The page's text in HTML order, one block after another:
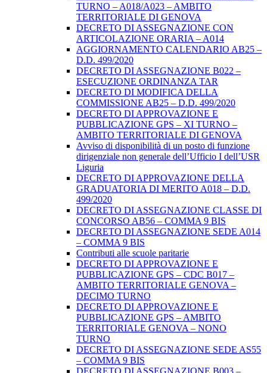
TURNO – A018/A023 – AMBITO
TERRITORIALE DI GENOVA
DECRETO DI ASSEGNAZIONE CON
ARTICOLAZIONE ORARIA – A014
AGGIORNAMENTO CALENDARIO AB25 –
D.D. 499/2020
DECRETO DI ASSEGNAZIONE B022 –
ESECUZIONE ORDINANZA TAR
DECRETO DI MODIFICA DELLA
COMMISSIONE AB25 – D.D. 499/2020
DECRETO DI APPROVAZIONE E
PUBBLICAZIONE GPS – XI TURNO –
AMBITO TERRITORIALE DI GENOVA
Avviso di disponibilità di un posto di funzione
dirigenziale non generale dell’Ufficio I dell’USR
Liguria
DECRETO DI APPROVAZIONE DELLA
GRADUATORIA DI MERITO A018 – D.D.
499/2020
DECRETO DI ASSEGNAZIONE CLASSE DI
CONCORSO AB56 – COMMA 9 BIS
DECRETO DI ASSEGNAZIONE SEDE A014
– COMMA 9 BIS
Contributi alle scuole paritarie
DECRETO DI APPROVAZIONE E
PUBBLICAZIONE GPS – CDC B017 –
AMBITO TERRITORIALE GENOVA –
DECIMO TURNO
DECRETO DI APPROVAZIONE E
PUBBLICAZIONE GPS – AMBITO
TERRITORIALE GENOVA – NONO
TURNO
DECRETO DI ASSEGNAZIONE SEDE AS55
– COMMA 9 BIS